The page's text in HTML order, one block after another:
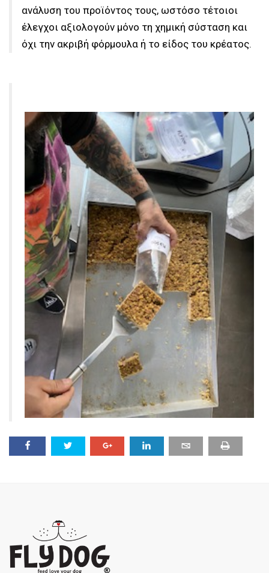
ανάλυση του προϊόντος τους, ωστόσο τέτοιοι
έλεγχοι αξιολογούν μόνο τη χημική σύσταση και
όχι την ακριβή φόρμουλα ή το είδος του κρέατος.